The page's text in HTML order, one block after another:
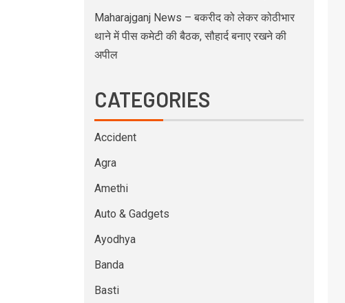
Maharajganj News – बकरीद को लेकर कोठीभार
थाने में पीस कमेटी की बैठक, सौहार्द बनाए रखने की
अपील
CATEGORIES
Accident
Agra
Amethi
Auto & Gadgets
Ayodhya
Banda
Basti